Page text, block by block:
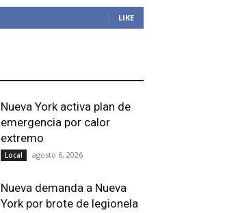
LIKE
Nueva York activa plan de
emergencia por calor
extremo
Local agosto 6, 2026
Nueva demanda a Nueva
York por brote de legionela